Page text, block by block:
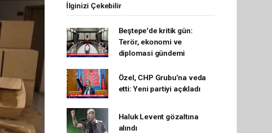
İlginizi Çekebilir
Beştepe'de kritik gün:
Terör, ekonomi ve
diplomasi gündemi
Özel, CHP Grubu’na veda
etti: Yeni partiyi açıkladı
Haluk Levent gözaltına
alındı